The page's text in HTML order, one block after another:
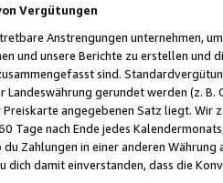
Vergütungen
Anstrengungen unternehmen,
und unsere Berichte zu erstellen und
sind.
Landeswährung gerundet werden (z.
angegebenen Satz liegt.
Tage nach Ende jedes
Zahlungen in einer anderen
dich damit einverstanden, dass die